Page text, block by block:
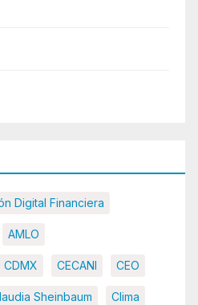
Digital Financiera
AMLO
CDMX CECANI CEO
Sheinbaum Clima